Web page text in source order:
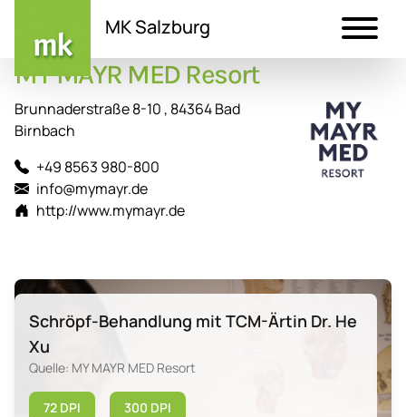
Inhalt
MK Salzburg
MY MAYR MED Resort
Brunnaderstraße 8-10 , 84364 Bad
Birnbach
+49 8563 980-800
info@mymayr.de
http://www.mymayr.de
Schröpf-Behandlung mit TCM-Ärtin Dr. He
Xu
Quelle: MY MAYR MED Resort
72 DPI 300 DPI